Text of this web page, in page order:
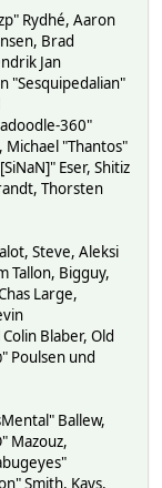
Rydhé, Aaron
Brad
Jan
"Sesquipedalian"
360"
Michael "Thantos"
Eser, Shitiz
Thorsten
Steve, Aleksi
Tallon, Bigguy,
Large,
Blaber, Old
Poulsen und
Ballew,
Mazouz,
Smith, Kays,